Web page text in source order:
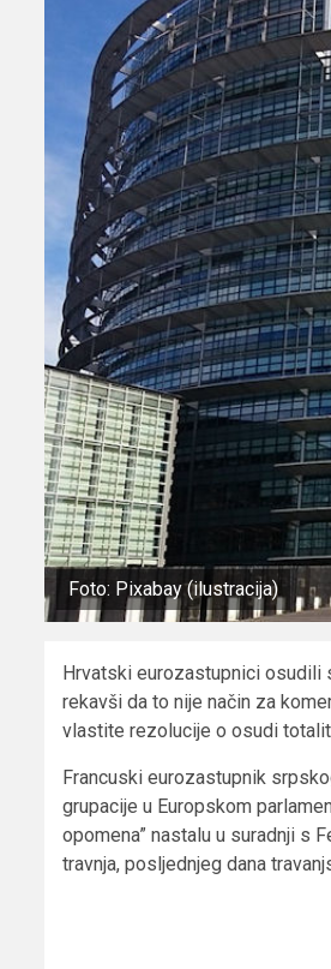
Foto: Pixabay (ilustracija)
Hrvatski eurozastupnici osudili
rekavši da to nije način za
vlastite rezolucije o osudi
Francuski eurozastupnik
grupacije u Europskom
opomena” nastalu u suradnji s
travnja, posljednjeg dana